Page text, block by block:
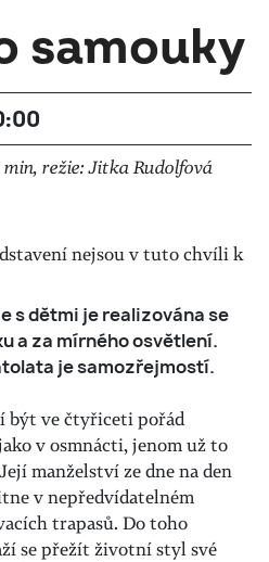
samouky
min, režie: Jitka Rudolfová
nejsou v tuto chvíli k
s dětmi je realizována se
a za mírného osvětlení.
je samozřejmostí.
být ve čtyřiceti pořád
v osmnácti, jenom už to
manželství ze dne na den
v nepředvídatelném
trapasů. Do toho
se přežít životní styl své